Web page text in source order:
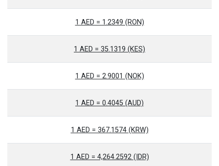
1 AED = 1.2349 (RON)
1 AED = 35.1319 (KES)
1 AED = 2.9001 (NOK)
1 AED = 0.4045 (AUD)
1 AED = 367.1574 (KRW)
1 AED = 4,264.2592 (IDR)